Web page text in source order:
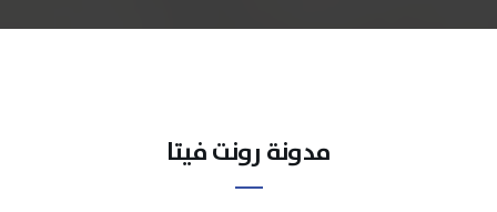
مدونة رونت فيتا